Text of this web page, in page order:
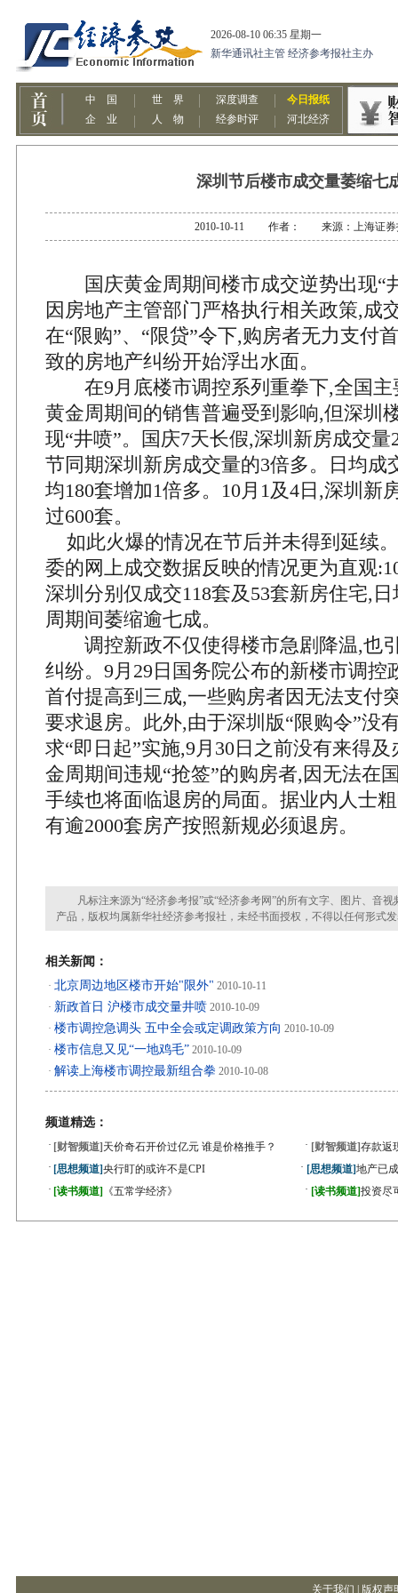
深圳节后楼市成交量萎缩七
2010-10-11 作者： 来源：上海证券
国庆黄金周期间楼市成交逆势出现“
因房地产主管部门严格执行相关政策,成
在“限购”、“限贷”令下,购房者无力支付
致的房地产纠纷开始浮出水面。
在9月底楼市调控系列重拳下,全国主
黄金周期间的销售普遍受到影响,但深圳
现“井喷”。国庆7天长假,深圳新房成交量
节同期深圳新房成交量的3倍多。日均成
均180套增加1倍多。10月1及4日,深圳新
过600套。
如此火爆的情况在节后并未得到延续
委的网上成交数据反映的情况更为直观
深圳分别仅成交118套及53套新房住宅,
周期间萎缩逾七成。
调控新政不仅使得楼市急剧降温,也
纠纷。9月29日国务院公布的新楼市调控
首付提高到三成,一些购房者因无法支付
要求退房。此外,由于深圳版“限购令”没
求“即日起”实施,9月30日之前没有来得
金周期间违规“抢签”的购房者,因无法在
手续也将面临退房的局面。据业内人士
有逾2000套房产按照新规必须退房。
凡标注来源为“经济参考报”或“经济参考网”的所有文字、图片、音视
产品，版权均属新华社经济参考报社，未经书面授权，不得以任何形式
相关新闻：
· 北京周边地区楼市开始"限外" 2010-10-11
· 新政首日 沪楼市成交量井喷 2010-10-09
· 楼市调控急调头 五中全会或定调政策方向 2010-10-09
· 楼市信息又见“一地鸡毛” 2010-10-09
· 解读上海楼市调控最新组合拳 2010-10-08
频道精选：
· [财智频道] 天价奇石开价过亿元 谁是价格推手？ · [财智频道]存款返
· [思想频道]央行盯的或许不是CPI · [思想频道]地产已
· [读书频道] 《五常学经济》 · [读书频道]投资尽